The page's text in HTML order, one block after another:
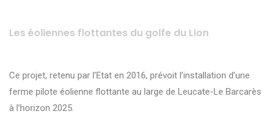
Les éoliennes flottantes du golfe du Lion
Ce projet, retenu par l’Etat en 2016, prévoit l’installation d’une
ferme pilote éolienne flottante au large de Leucate-Le Barcarès
à l’horizon 2025.